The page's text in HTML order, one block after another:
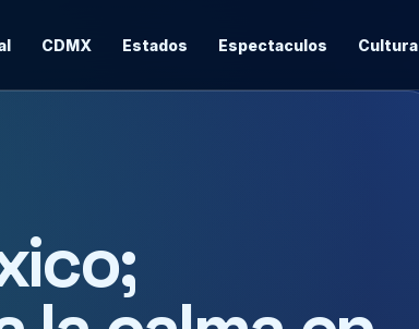
CDMX Estados Espectaculos Cultura